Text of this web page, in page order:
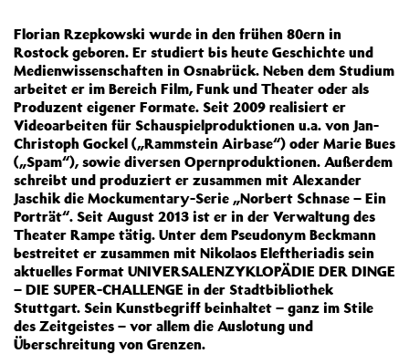
Florian Rzepkowski wurde in den frühen 80ern in
Rostock geboren. Er studiert bis heute Geschichte und
Medienwissenschaften in Osnabrück. Neben dem Studium
arbeitet er im Bereich Film, Funk und Theater oder als
Produzent eigener Formate. Seit 2009 realisiert er
Videoarbeiten für Schauspielproduktionen u.a. von Jan-
Christoph Gockel („Rammstein Airbase“) oder Marie Bues
(„Spam“), sowie diversen Opernproduktionen. Außerdem
schreibt und produziert er zusammen mit Alexander
Jaschik die Mockumentary-Serie „Norbert Schnase – Ein
Porträt“. Seit August 2013 ist er in der Verwaltung des
Theater Rampe tätig. Unter dem Pseudonym Beckmann
bestreitet er zusammen mit Nikolaos Eleftheriadis sein
aktuelles Format UNIVERSALENZYKLOPÄDIE DER DINGE
– DIE SUPER-CHALLENGE in der Stadtbibliothek
Stuttgart. Sein Kunstbegriff beinhaltet – ganz im Stile
des Zeitgeistes – vor allem die Auslotung und
Überschreitung von Grenzen.